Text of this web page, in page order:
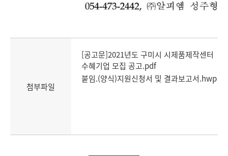
첨부파일
[공고문]2021년도 구미시 시제품제작센터
수혜기업 모집 공고.pdf
붙임.(양식)지원신청서 및 결과보고서.hwp